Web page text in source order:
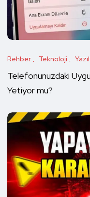
Rehber Teknoloji
Telefonunuzdaki
Yetiyor mu?